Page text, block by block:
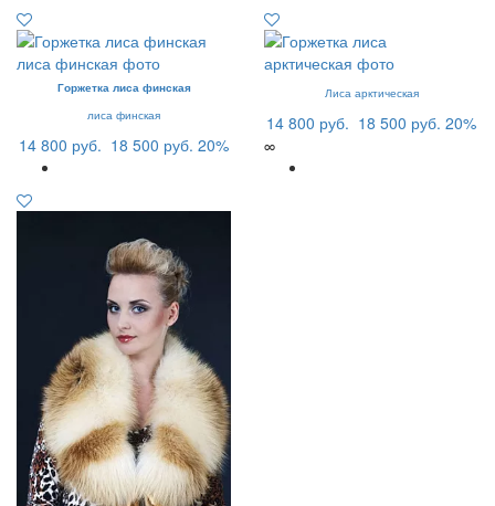
Горжетка лиса финская
лиса финская
14 800 руб. 18 500 руб. 20%
Лиса арктическая
14 800 руб. 18 500 руб. 20%
∞